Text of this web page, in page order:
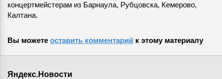
концертмейстерам из Барнаула, Рубцовска, Кемерово,
Калтана.
Вы можете оставить комментарий к этому материалу
Яндекс.Новости